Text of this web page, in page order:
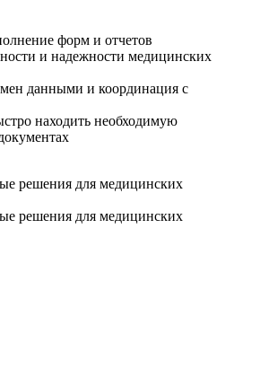
форм и отчетов
и надежности медицинских
данными и координация с
находить необходимую
решения для медицинских
решения для медицинских